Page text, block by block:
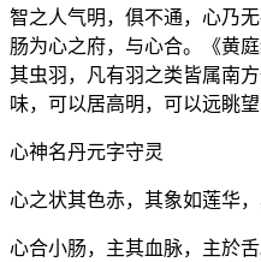
智之人气明，俱不通，心乃
肠为心之府，与心合。《黄
其虫羽，凡有羽之类皆属南
味，可以居高明，可以远眺
心神名丹元字守灵
心之状其色赤，其象如莲华，
心合小肠，主其血脉，主於